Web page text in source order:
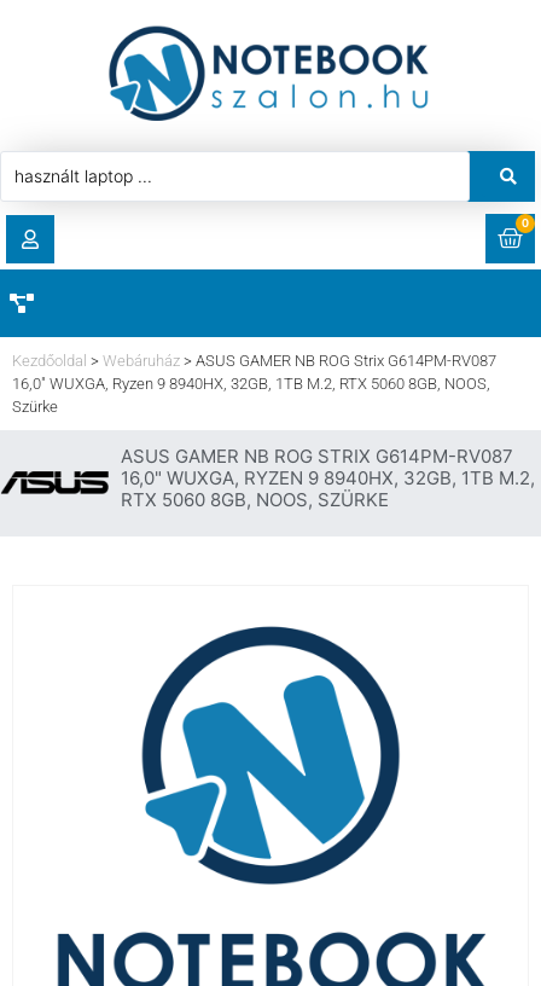
LETÖLTÉSEK
0
HASZNÁLT LAPTOP
AKCIÓ
LAPTOP ALKATRÉSZ
KOMPONENS
LAPTOP SZERVIZ
Kezdőoldal > Webáruház > ASUS GAMER NB ROG Strix G614PM-RV087
16,0″ WUXGA, Ryzen 9 8940HX, 32GB, 1TB M.2, RTX 5060 8GB, NOOS,
Szürke
ASUS GAMER NB ROG STRIX G614PM-RV087
16,0" WUXGA, RYZEN 9 8940HX, 32GB, 1TB M.2,
RTX 5060 8GB, NOOS, SZÜRKE